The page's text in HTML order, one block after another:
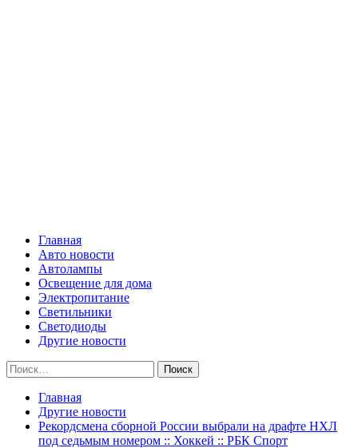
Главная
Авто новости
Автолампы
Освещение для дома
Электропитание
Светильники
Светодиоды
Другие новости
Найти:
Главная
Другие новости
Рекордсмена сборной России выбрали на драфте НХЛ
под седьмым номером :: Хоккей :: РБК Спорт